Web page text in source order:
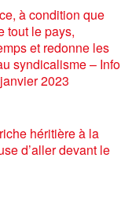
à condition que
tout le pays,
et redonne les
syndicalisme – Info
2023
héritière à la
d’aller devant le